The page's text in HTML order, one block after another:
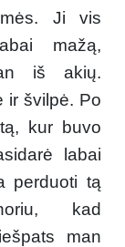
Ji vis
mažą,
iš akių.
ir švilpė. Po
kur buvo
labai
perduoti tą
kad
man